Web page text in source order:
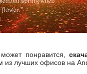
понравится,
лучших офисов на